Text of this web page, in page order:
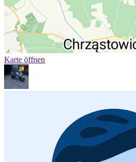
Karte öffnen